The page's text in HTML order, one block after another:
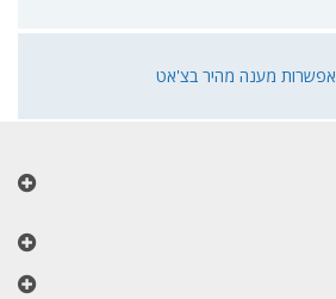
אפשרות מענה מהיר בצ'אט